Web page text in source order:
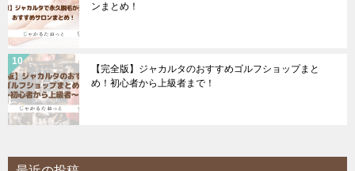
ンまとめ！
【完全版】ジャカルタのおすすめゴルフショップまと
め！初心者から上級者まで！